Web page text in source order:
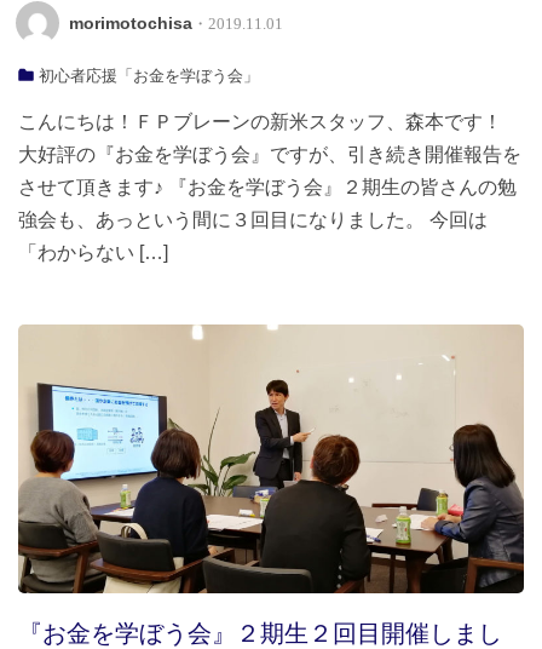
morimotochisa ・2019.11.01
初心者応援「お金を学ぼう会」
こんにちは！ＦＰブレーンの新米スタッフ、森本です！
大好評の『お金を学ぼう会』ですが、引き続き開催報告を
させて頂きます♪ 『お金を学ぼう会』２期生の皆さんの勉
強会も、あっという間に３回目になりました。 今回は
「わからない […]
『お金を学ぼう会』２期生２回目開催しまし